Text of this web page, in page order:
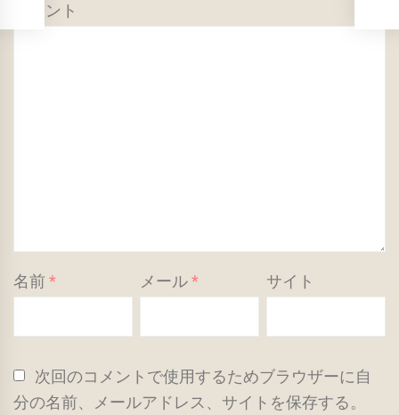
コメント
名前 * メール* サイト
次回のコメントで使用するためブラウザーに自
分の名前、メールアドレス、サイトを保存する。